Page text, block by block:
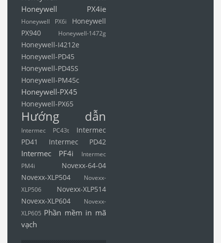
Honeywell PX4ie
Honeywell PX6i
Honeywell
PX940
Honeywell-1472g
Honeywell-I4212e
Honeywell-PD45
Honeywell-PD45S
Honeywell-PM45c
Honeywell-PX45
Honeywell-PX65
Hướng dẫn
Intermec PC43t
Intermec
PD41
Intermec PD42
Intermec PF4i
Intermec
PM4i
Novexx-64-04
Novexx-XLP504
Novexx-
XLP506
Novexx-XLP514
Novexx-XLP604
Novexx-
XLP605 Phần mềm in mã
vạch